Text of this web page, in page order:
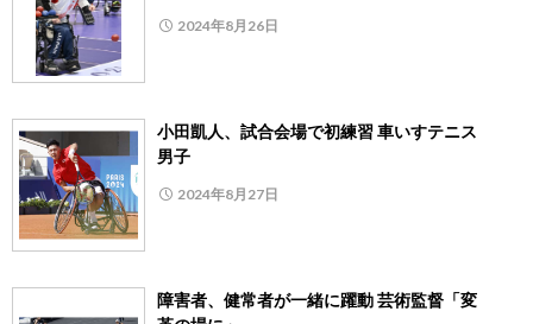
2024年8月26日
小田凱人、試合会場で初練習 車いすテニス
男子
2024年8月27日
障害者、健常者が一緒に躍動 芸術監督「変